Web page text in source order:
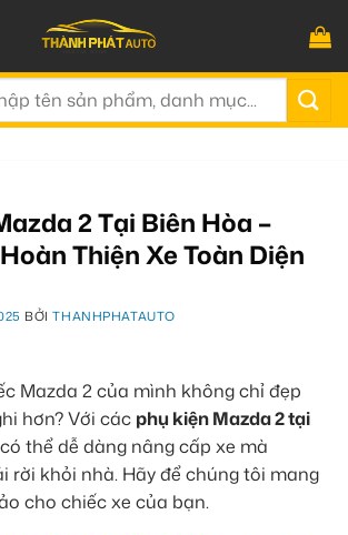
2 Tại Biên Hòa –
Thiện Xe Toàn Diện
BỞITHANHPHATAUTO
Mazda 2 của mình không chỉ đẹp
hơn? Với các phụ kiện Mazda 2 tại
thể dễ dàng nâng cấp xe mà
rời khỏi nhà. Hãy để chúng tôi mang
cho chiếc xe của bạn.